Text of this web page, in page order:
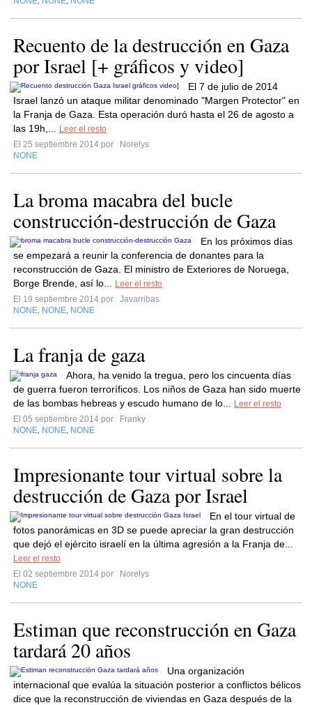
Recuento de la destrucción en Gaza
por Israel [+ gráficos y video]
El 7 de julio de 2014
Israel lanzó un ataque militar denominado "Margen Protector" en
la Franja de Gaza. Esta operación duró hasta el 26 de agosto a
las 19h,...
Leer el resto
El 25 septiembre 2014 por
Norelys
NONE
La broma macabra del bucle
construcción-destrucción de Gaza
En los próximos días
se empezará a reunir la conferencia de donantes para la
reconstrucción de Gaza. El ministro de Exteriores de Noruega,
Borge Brende, así lo...
Leer el resto
El 19 septiembre 2014 por
Javarribas
NONE NONE NONE
La franja de gaza
Ahora, ha venido la tregua, pero los cincuenta días
de guerra fueron terroríficos. Los niños de Gaza han sido muerte
de las bombas hebreas y escudo humano de lo...
Leer el resto
El 05 septiembre 2014 por
Franky
NONE NONE NONE
Impresionante tour virtual sobre la
destrucción de Gaza por Israel
En el tour virtual de
fotos panorámicas en 3D se puede apreciar la gran destrucción
que dejó el ejército israelí en la última agresión a la Franja de...
Leer el resto
El 02 septiembre 2014 por
Norelys
NONE
Estiman que reconstrucción en Gaza
tardará 20 años
Una organización
internacional que evalúa la situación posterior a conflictos bélicos
dice que la reconstrucción de viviendas en Gaza después de la